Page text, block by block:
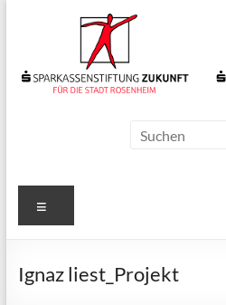
Für
Stadt
und
Rosenheim
Ignaz liest_Projekt